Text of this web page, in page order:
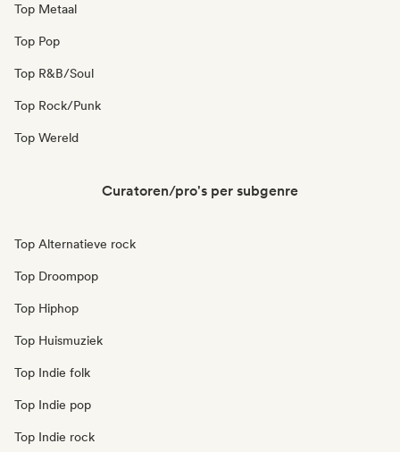
Top Metaal
Top Pop
Top R&B/Soul
Top Rock/Punk
Top Wereld
Curatoren/pro's per subgenre
Top Alternatieve rock
Top Droompop
Top Hiphop
Top Huismuziek
Top Indie folk
Top Indie pop
Top Indie rock